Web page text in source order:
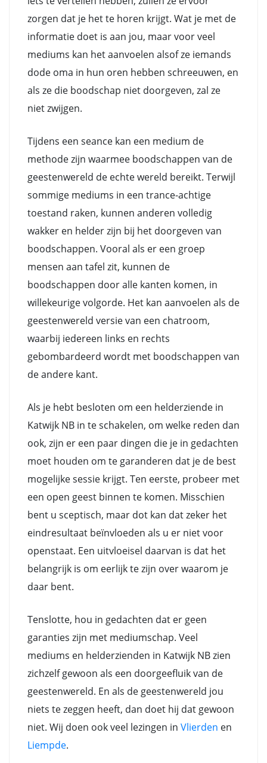
zorgen dat je het te horen krijgt. Wat je met de
informatie doet is aan jou, maar voor veel
mediums kan het aanvoelen alsof ze iemands
dode oma in hun oren hebben schreeuwen, en
als ze die boodschap niet doorgeven, zal ze
niet zwijgen.
Tijdens een seance kan een medium de
methode zijn waarmee boodschappen van de
geestenwereld de echte wereld bereikt. Terwijl
sommige mediums in een trance-achtige
toestand raken, kunnen anderen volledig
wakker en helder zijn bij het doorgeven van
boodschappen. Vooral als er een groep
mensen aan tafel zit, kunnen de
boodschappen door alle kanten komen, in
willekeurige volgorde. Het kan aanvoelen als de
geestenwereld versie van een chatroom,
waarbij iedereen links en rechts
gebombardeerd wordt met boodschappen van
de andere kant.
Als je hebt besloten om een helderziende in
Katwijk NB in te schakelen, om welke reden dan
ook, zijn er een paar dingen die je in gedachten
moet houden om te garanderen dat je de best
mogelijke sessie krijgt. Ten eerste, probeer met
een open geest binnen te komen. Misschien
bent u sceptisch, maar dot kan dat zeker het
eindresultaat beïnvloeden als u er niet voor
openstaat. Een uitvloeisel daarvan is dat het
belangrijk is om eerlijk te zijn over waarom je
daar bent.
Tenslotte, hou in gedachten dat er geen
garanties zijn met mediumschap. Veel
mediums en helderzienden in Katwijk NB zien
zichzelf gewoon als een doorgeefluik van de
geestenwereld. En als de geestenwereld jou
niets te zeggen heeft, dan doet hij dat gewoon
niet. Wij doen ook veel lezingen in Vlierden en
Liempde.